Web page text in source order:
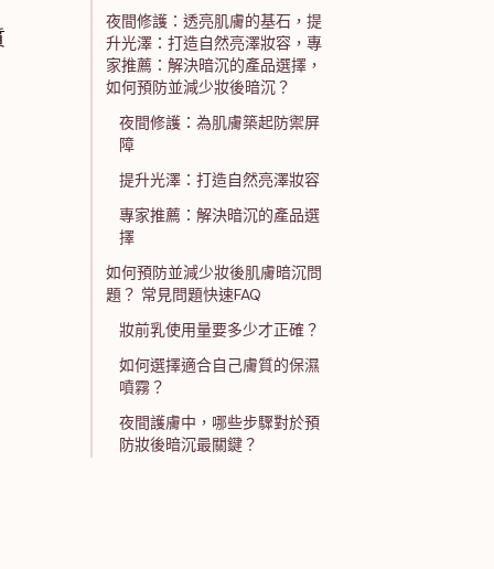
夜間修護：透亮肌膚的基石，提
升光澤：打造自然亮澤妝容，專
家推薦：解決暗沉的產品選擇，
如何預防並減少妝後暗沉？
夜間修護：為肌膚築起防禦屏
障
提升光澤：打造自然亮澤妝容
專家推薦：解決暗沉的產品選
擇
如何預防並減少妝後肌膚暗沉問
題？ 常見問題快速FAQ
妝前乳使用量要多少才正確？
如何選擇適合自己膚質的保濕
噴霧？
夜間護膚中，哪些步驟對於預
防妝後暗沉最關鍵？